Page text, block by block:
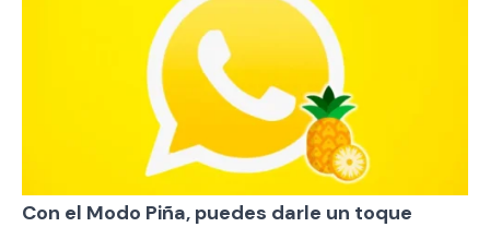
Con el Modo Piña, puedes darle un toque